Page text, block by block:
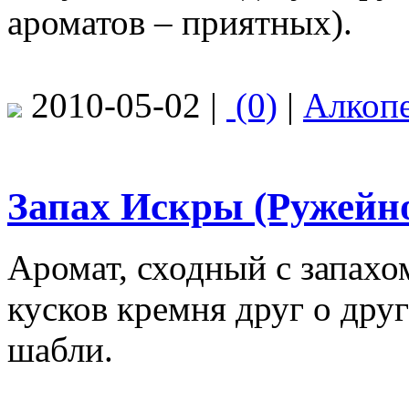
ароматов – приятных).
2010-05-02 | (0) |
Запах Искры
Аромат, сходный с
кусков кремня друг о
шабли.